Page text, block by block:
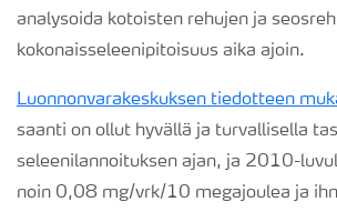
analysoida kotoisten rehujen ja
kokonaisseleenipitoisuus aika ajoin.
Luonnonvarakeskuksen tiedotteen
saanti on ollut hyvällä ja turvallisella
seleenilannoituksen ajan, ja 2010-
noin 0,08 mg/vrk/10 megajoulea ja